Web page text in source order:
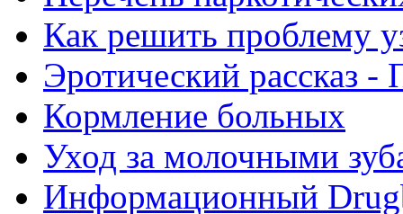
Как решить проблему
Эротический рассказ -
Кормление больных
Уход за молочными
Информационный